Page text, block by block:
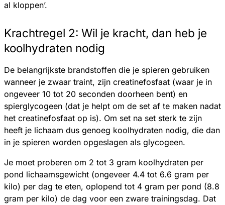
al kloppen’.
Krachtregel 2: Wil je kracht, dan heb je
koolhydraten nodig
De belangrijkste brandstoffen die je spieren gebruiken
wanneer je zwaar traint, zijn creatinefosfaat (waar je in
ongeveer 10 tot 20 seconden doorheen bent) en
spierglycogeen (dat je helpt om de set af te maken nadat
het creatinefosfaat op is). Om set na set sterk te zijn
heeft je lichaam dus genoeg koolhydraten nodig, die dan
in je spieren worden opgeslagen als glycogeen.
Je moet proberen om 2 tot 3 gram koolhydraten per
pond lichaamsgewicht (ongeveer 4.4 tot 6.6 gram per
kilo) per dag te eten, oplopend tot 4 gram per pond (8.8
gram per kilo) de dag voor een zware trainingsdag. Dat